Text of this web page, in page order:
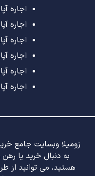
اجاره
اجاره
اجاره
اجاره
اجاره
اجاره
زومیلا وبسایت جامع
به دنبال خرید یا رهن
هستید، می توانید از